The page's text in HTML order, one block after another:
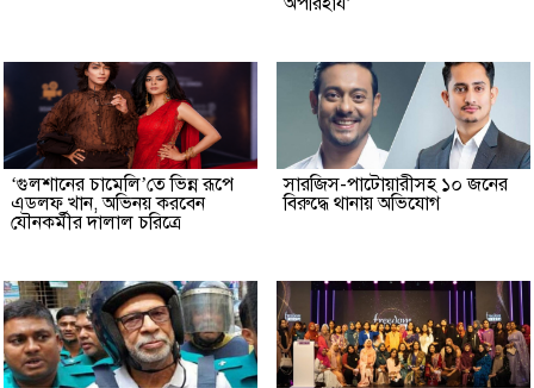
‘গুলশানের চামেলি’তে ভিন্ন রূপে
এডলফ খান, অভিনয় করবেন
যৌনকর্মীর দালাল চরিত্রে
সারজিস-পাটোয়ারীসহ ১০ জনের
বিরুদ্ধে থানায় অভিযোগ